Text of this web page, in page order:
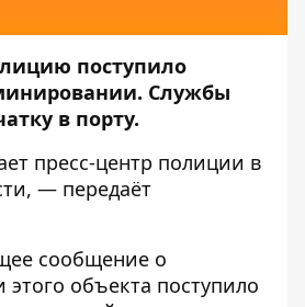
поступило
Службы
в порту.
пресс-центр полиции в
— передаёт
сообщение о
объекта поступило